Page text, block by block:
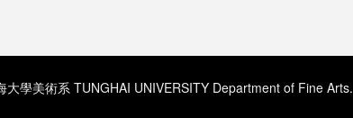
大學美術系 TUNGHAI UNIVERSITY Department of Fine Arts.